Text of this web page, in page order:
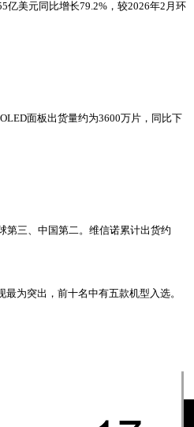
亿美元同比增长79.2%，较2026年2月环
面板出货量约为3600万片，同比下
第三、中国第二。维信诺累计出货约
为突出，前十名中有五款机型入选。